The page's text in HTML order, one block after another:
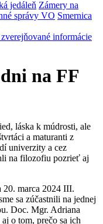
jedáleň Zámery na
správy VO Smernica
informácie
na FF
láska k múdrosti, ale
a maturanti z
univerzity a cez
na filozofiu pozrieť aj
20. marca 2024 III.
sa zúčastnili na jednej
Doc. Mgr. Adriana
o tom, prečo sa ich